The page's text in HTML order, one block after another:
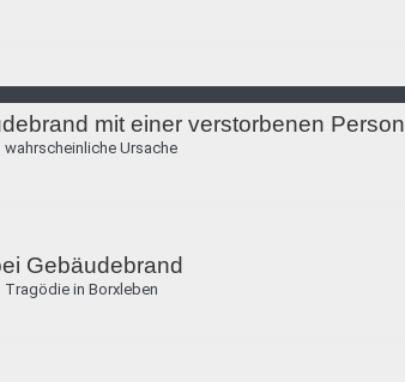
mit einer verstorbenen Person
wahrscheinliche Ursache
Gebäudebrand
Tragödie in Borxleben